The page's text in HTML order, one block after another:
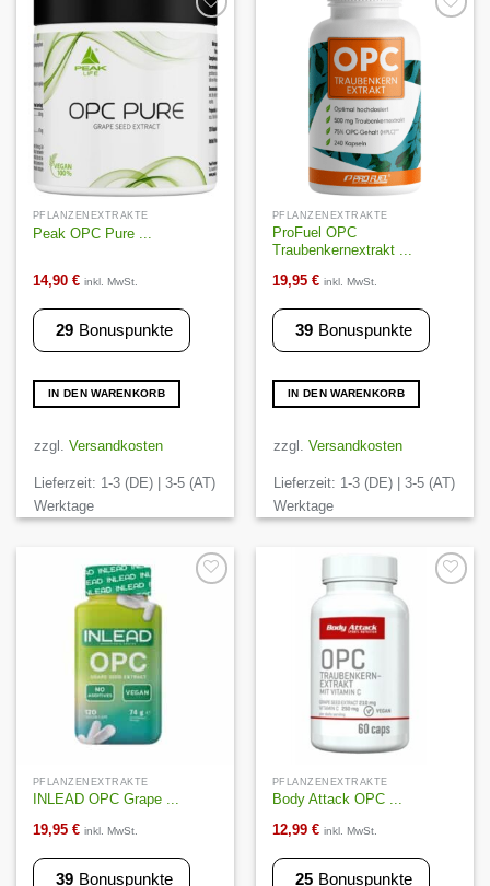
Wunschliste
PFLANZENEXTRAKTE
Peak OPC Pure ...
14,90 € inkl. MwSt.
29 Bonuspunkte
IN DEN WARENKORB
zzgl. Versandkosten
Lieferzeit: 1-3 (DE) | 3-5 (AT)
Werktage
PFLANZENEXTRAKTE
ProFuel OPC
Traubenkernextrakt ...
19,95 € inkl. MwSt.
39 Bonuspunkte
IN DEN WARENKORB
zzgl. Versandkosten
Lieferzeit: 1-3 (DE) | 3-5 (AT)
Werktage
Wunschliste
PFLANZENEXTRAKTE
INLEAD OPC Grape ...
19,95 € inkl. MwSt.
39 Bonuspunkte
Wunschliste
PFLANZENEXTRAKTE
Body Attack OPC ...
12,99 € inkl. MwSt.
25 Bonuspunkte